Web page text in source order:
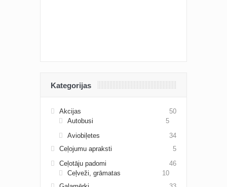
Kategorijas
Akcijas
50
Autobusi
5
Aviobiļetes
34
Ceļojumu apraksti
5
Ceļotāju padomi
46
Ceļveži, grāmatas
10